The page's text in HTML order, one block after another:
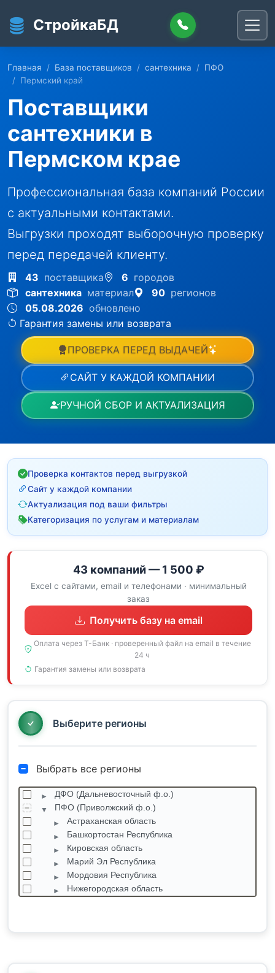
СтройкаБД
Главная База поставщиков сантехника
ПФО
Пермский край
Поставщики
сантехники в
Пермском крае
Профессиональная база компаний России
с актуальными контактами.
Выгрузки проходят выборочную проверку
перед передачей клиенту.
43 поставщика 6 городов
сантехника материал 90 регионов
05.08.2026 обновлено
Гарантия замены или возврата
ПРОВЕРКА ПЕРЕД ВЫДАЧЕЙ
САЙТ У КАЖДОЙ КОМПАНИИ
РУЧНОЙ СБОР И АКТУАЛИЗАЦИЯ
Проверка контактов перед выгрузкой
Сайт у каждой компании
Актуализация под ваши фильтры
Категоризация по услугам и материалам
43 компаний — 1 500 ₽
Excel с сайтами, email и телефонами · минимальный
заказ
Получить базу на email
Оплата через Т-Банк · проверенный файл на email в течение
24 ч
Гарантия замены или возврата
Выберите регионы
Выбрать все регионы
ДФО (Дальневосточный ф.о.)
ПФО (Приволжский ф.о.)
Астраханская область
Башкортостан Республика
Кировская область
Марий Эл Республика
Мордовия Республика
Нижегородская область